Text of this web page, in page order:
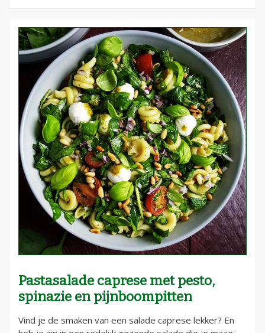
Pastasalade caprese met pesto,
spinazie en pijnboompitten
Vind je de smaken van een salade caprese lekker? En